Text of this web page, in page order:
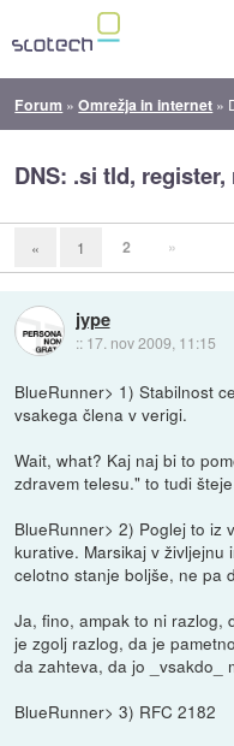
Forum »Omrežja in internet »
DNS: .si tld,
« 1 2 »
jype
:: 17. nov 2009, 11:15
BlueRunner> 1) Stabilnost
vsakega člena v verigi.
Wait, what? Kaj naj bi to
zdravem telesu." to tudi
BlueRunner> 2) Poglej to iz
kurative. Marsikaj v
celotno stanje boljše, ne pa
Ja, fino, ampak to ni razlog,
je zgolj razlog, da je
da zahteva, da jo _vsakdo_
BlueRunner> 3) RFC 2182